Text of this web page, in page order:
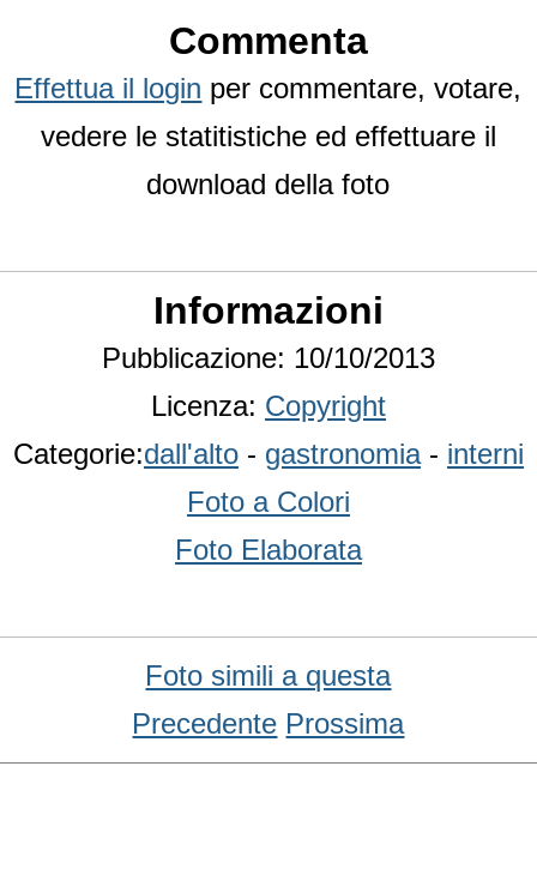
Commenta
Effettua il login per commentare, votare,
vedere le statitistiche ed effettuare il
download della foto
Informazioni
Pubblicazione: 10/10/2013
Licenza: Copyright
Categorie:dall'alto - gastronomia- interni
Foto a Colori
Foto Elaborata
Foto simili a questa
Precedente Prossima